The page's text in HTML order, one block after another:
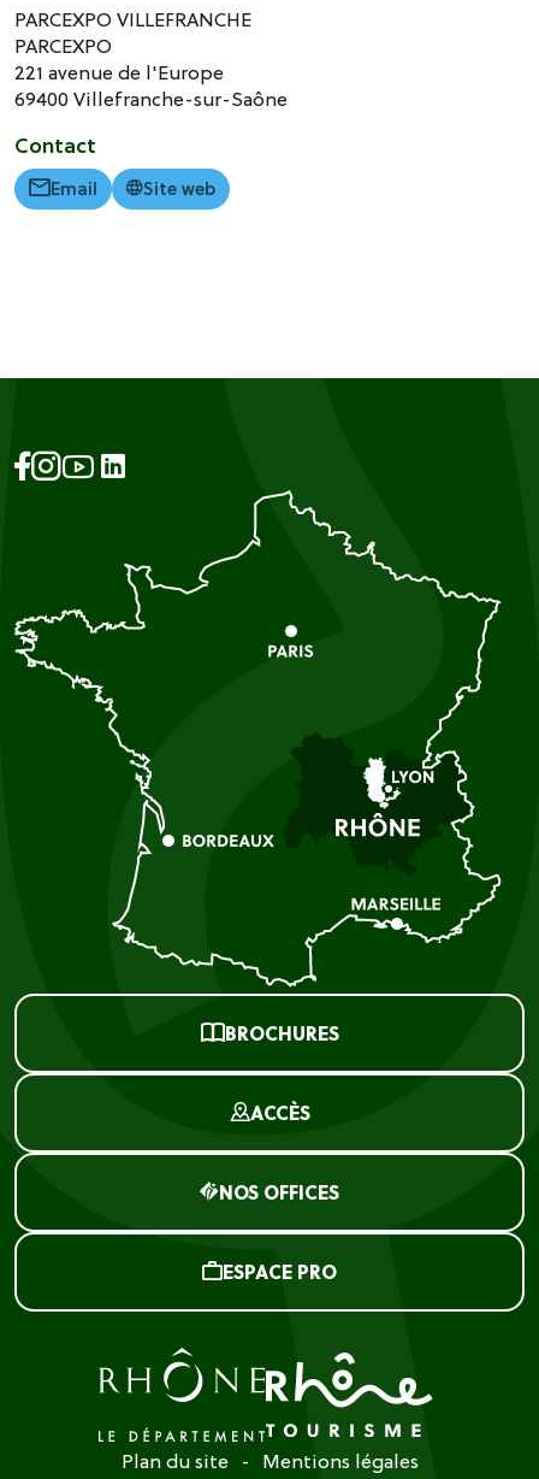
PARCEXPO VILLEFRANCHE
PARCEXPO
221 avenue de l'Europe
69400Villefranche-sur-Saône
Contact
Email Site web
BROCHURES
ACCÈS
NOS OFFICES
ESPACE PRO
Plan du site
Mentions légales